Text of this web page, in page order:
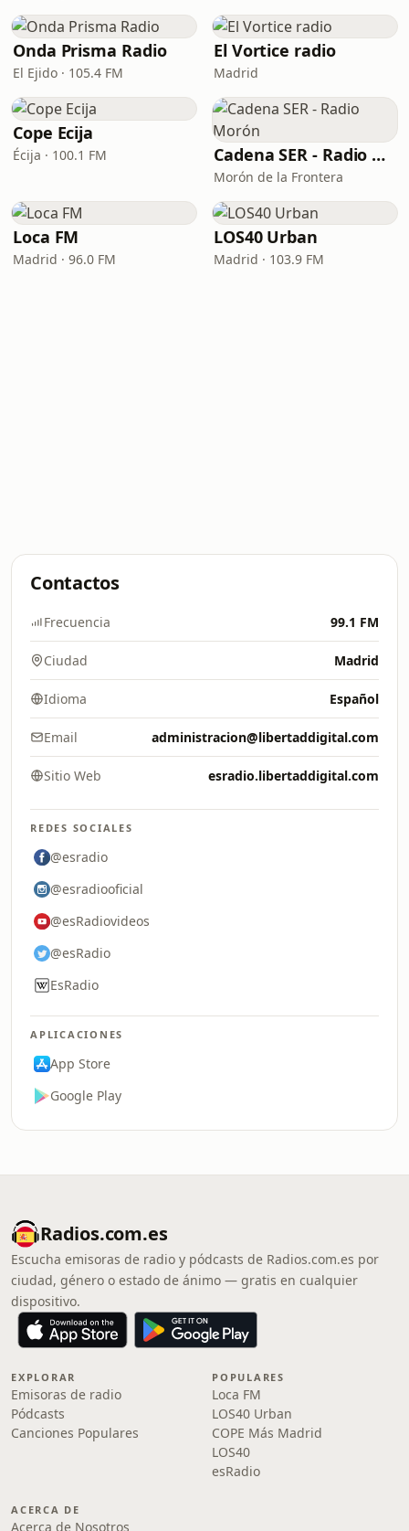
Onda Prisma Radio
El Ejido · 105.4 FM
El Vortice radio
Madrid
Cope Ecija
Écija · 100.1 FM Cadena SER - Radio Morón
Morón de la Frontera
Loca FM
Madrid · 96.0 FM
LOS40 Urban
Madrid · 103.9 FM
Contactos
Frecuencia 99.1 FM
Ciudad Madrid
Idioma Español
Email administracion@libertaddigital.com
Sitio Web esradio.libertaddigital.com
REDES SOCIALES
@esradio
@esradiooficial
@esRadiovideos
@esRadio
EsRadio
APLICACIONES
App Store
Google Play
Radios.com.es
Escucha emisoras de radio y pódcasts de Radios.com.es por
ciudad, género o estado de ánimo — gratis en cualquier
dispositivo.
EXPLORAR
Emisoras de radio
Pódcasts
Canciones Populares
POPULARES
Loca FM
LOS40 Urban
COPE Más Madrid
LOS40
esRadio
ACERCA DE
Acerca de Nosotros